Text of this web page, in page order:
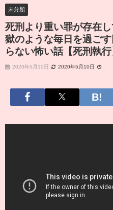
未分類
死刑より重い罪が存在
獄のような毎日を過ご
らない怖い話【死刑執行
2020年5月10日 2020年5月10日